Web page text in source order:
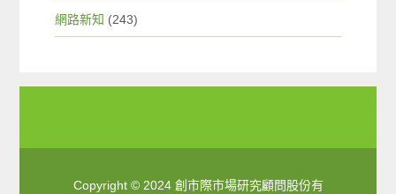
網路新知 (243)
Copyright © 2024 創市際市場研究顧問股份有